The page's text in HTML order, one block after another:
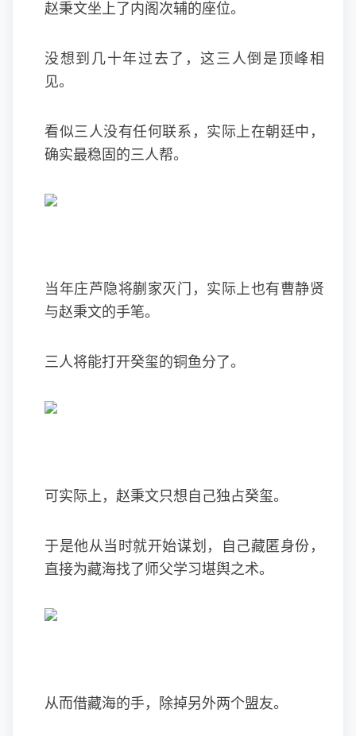
赵秉文坐上了内阁次辅的座位。
没想到几十年过去了，这三人倒是顶峰相
见。
看似三人没有任何联系，实际上在朝廷中，
确实最稳固的三人帮。
当年庄芦隐将蒯家灭门，实际上也有曹静贤
与赵秉文的手笔。
三人将能打开癸玺的铜鱼分了。
可实际上，赵秉文只想自己独占癸玺。
于是他从当时就开始谋划，自己藏匿身份，
直接为藏海找了师父学习堪舆之术。
从而借藏海的手，除掉另外两个盟友。